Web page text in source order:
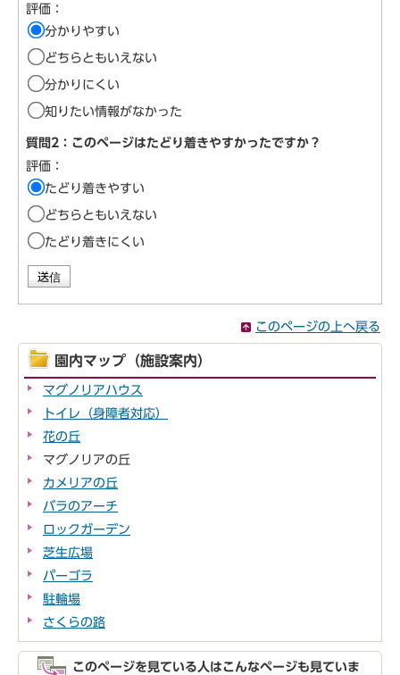
評価：
分かりやすい
どちらともいえない
分かりにくい
知りたい情報がなかった
質問2：このページはたどり着きやすかったですか？
評価：
たどり着きやすい
どちらともいえない
たどり着きにくい
このページの上へ戻る
園内マップ（施設案内）
マグノリアハウス
トイレ（身障者対応）
花の丘
マグノリアの丘
カメリアの丘
バラのアーチ
ロックガーデン
芝生広場
パーゴラ
駐輪場
さくらの路
このページを見ている人はこんなページも見ていま